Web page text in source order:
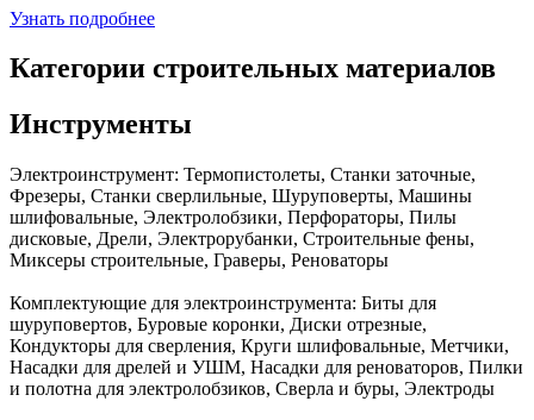
Узнать подробнее
Категории строительных материалов
Инструменты
Электроинструмент: Термопистолеты, Станки заточные,
Фрезеры, Станки сверлильные, Шуруповерты, Машины
шлифовальные, Электролобзики, Перфораторы, Пилы
дисковые, Дрели, Электрорубанки, Строительные фены,
Миксеры строительные, Граверы, Реноваторы
Комплектующие для электроинструмента: Биты для
шуруповертов, Буровые коронки, Диски отрезные,
Кондукторы для сверления, Круги шлифовальные, Метчики,
Насадки для дрелей и УШМ, Насадки для реноваторов, Пилки
и полотна для электролобзиков, Сверла и буры, Электроды